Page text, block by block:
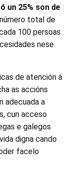
un 25% son de
total de
100 persoas
nese
de atención á
as accións
adecuada a
cun acceso
e galegos
digna cando
facelo